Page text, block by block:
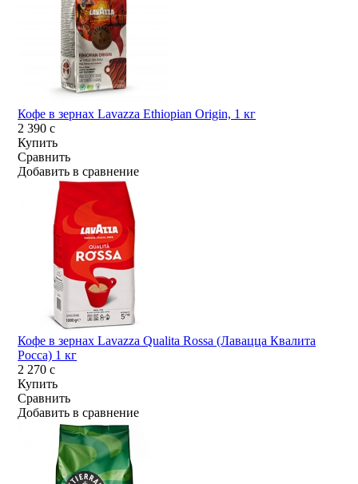
Кофе в зернах Lavazza Ethiopian Origin, 1 кг
2 390c
Купить
Сравнить
Добавить в сравнение
Кофе в зернах Lavazza Qualita Rossa (Лавацца Квалита
Росса) 1 кг
2 270c
Купить
Сравнить
Добавить в сравнение